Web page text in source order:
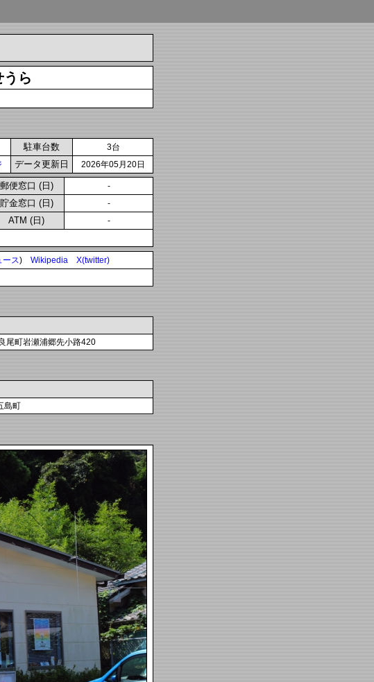
うら
駐車台数 3台
データ更新日 2026年05月20日
郵便窓口 (日) -
貯金窓口 (日) -
ATM (日) -
ース) Wikipedia X(twitter)
尾町岩瀬浦郷先小路420
島町